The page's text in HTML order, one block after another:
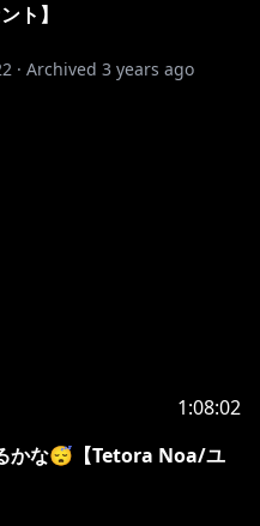
ト】
· Archived 3 years ago
1:08:02
かな😴【Tetora Noa/ユ